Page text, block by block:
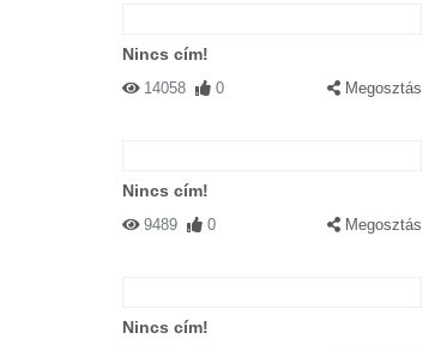
Nincs cím!
14058 0 Megosztás
Nincs cím!
9489 0 Megosztás
Nincs cím!